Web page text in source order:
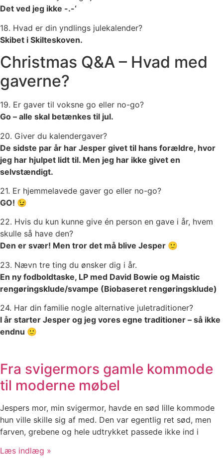
Det ved jeg ikke -.-‘
18. Hvad er din yndlings julekalender?
Skibet i Skilteskoven.
Christmas Q&A – Hvad med
gaverne?
19. Er gaver til voksne go eller no-go?
Go – alle skal betænkes til jul.
20. Giver du kalendergaver?
De sidste par år har Jesper givet til hans forældre, hvor
jeg har hjulpet lidt til. Men jeg har ikke givet en
selvstændigt.
21. Er hjemmelavede gaver go eller no-go?
GO! 😉
22. Hvis du kun kunne give én person en gave i år, hvem
skulle så have den?
Den er svær! Men tror det må blive Jesper 🙂
23. Nævn tre ting du ønsker dig i år.
En ny fodboldtaske, LP med David Bowie og Maistic
rengøringsklude/svampe (Biobaseret rengøringsklude)
24. Har din familie nogle alternative juletraditioner?
I år starter Jesper og jeg vores egne traditioner – så ikke
endnu 🙂
Fra svigermors gamle kommode
til moderne møbel
Jespers mor, min svigermor, havde en sød lille kommode
hun ville skille sig af med. Den var egentlig ret sød, men
farven, grebene og hele udtrykket passede ikke ind i
Læs indlæg »